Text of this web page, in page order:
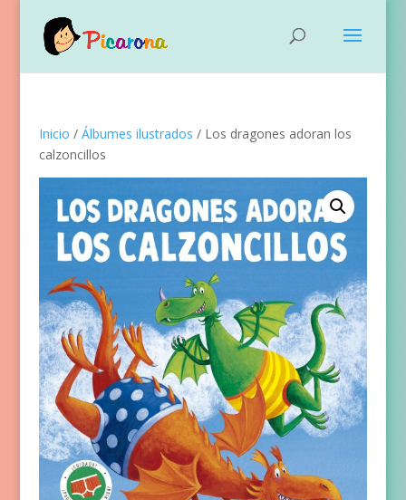
Inicio / Álbumes ilustrados / Los dragones adoran los
calzoncillos